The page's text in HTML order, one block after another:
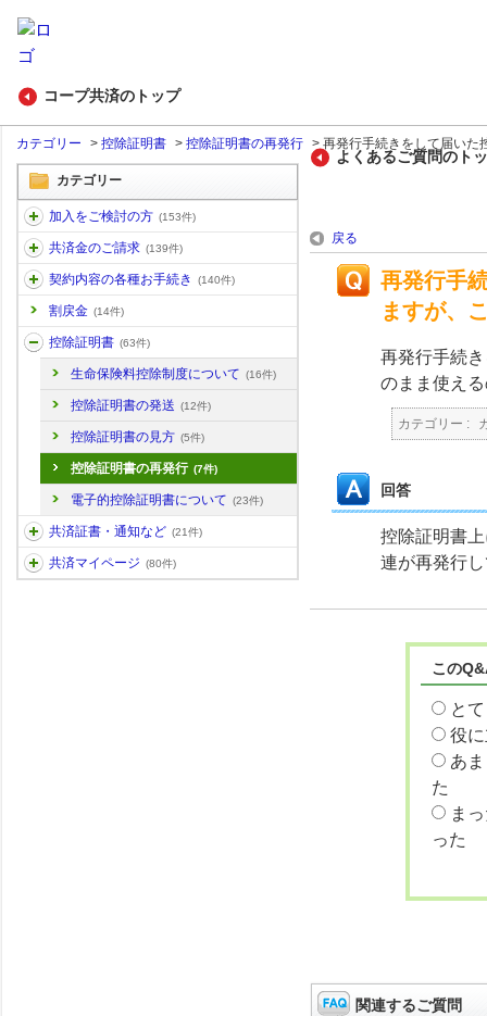
コープ共済のトップ
カテゴリー > 控除証明書 > 控除証明書の再発行 > 再発行手続きをして届いた
カテゴリー
加入をご検討の方 (153件)
共済金のご請求 (139件)
契約内容の各種お手続き (140件)
割戻金 (14件)
控除証明書 (63件)
生命保険料控除制度について (16件)
控除証明書の発送 (12件)
控除証明書の見方 (5件)
控除証明書の再発行 (7件)
電子的控除証明書について (23件)
共済証書・通知など (21件)
共済マイページ (80件)
よくあるご質問のト
戻る
再発行手
ますが、
再発行手続
のまま使え
カテゴリー :
回答
控除証明書
連が再発行
この
と
役
あ
た
ま
った
関連するご質問